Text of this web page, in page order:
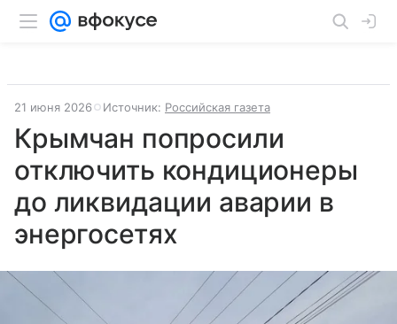
21 июня 2026 Источник: Российская газета
Крымчан попросили
отключить кондиционеры
до ликвидации аварии в
энергосетях